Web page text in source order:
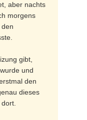
aber nachts
morgens
gibt,
und
den
dieses